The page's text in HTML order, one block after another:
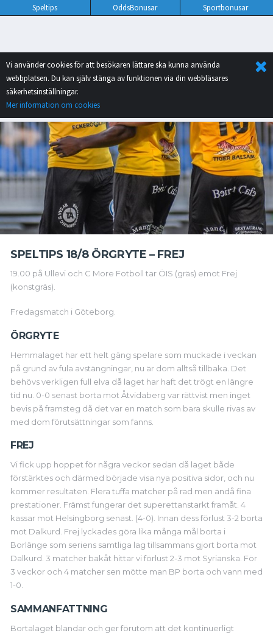
Speltips OddsBonusar Sportbonusar
Vi använder cookies för att besökaren lättare ska kunna använda
webbplatsen. Du kan själv stänga av funktionen via din webbläsares
säkerhetsinställningar.
Mer information om cookies
SPELTIPS 18/8 ÖRGRYTE – FREJ
19.00 på Ullevi och C More Fotboll tar ÖIS (gräs) emot Frej
(konstgräs).
Fredagsmatch i Göteborg.
ÖRGRYTE
Hemmalaget har ett helt gäng spelare som muckade i veckan
på grund av fula avstängningar, nu är dom alltså tillbaka. Det
behövs verkligen full elva då laget har haft det trögt en längre
tid nu. 0-0 senast borta mot Åtvidaberg var rättvist men inget
bevis på framsteg då det var en match som bara skulle rivas av
med dom förutsättningar som fanns.
FREJ
Vi fick upp hoppet för några veckor sedan då laget både
förstärktes och därmed började visa nya positiva sidor, och nu
kommer resultaten. Flera tuffa matcher på rad men ändå fina
prestationer. Främst fungerar det superettanstarkt framåt. 4
kassar mot Helsingborg senast. (4-0). Innan dess förlust 3-2 borta
mot Dalkurd. Frej lyckades göra lika många mål borta i
Borlänge som seriens samtliga lag tillsammans gjort borta mot
Dalkurd. 3 matcher bakåt hittar vi förlust 2-3 mot Syrianska. För
3 veckor och 4 matcher sen mötte man BP borta och vann med
1-0.
SAMMANFATTNING
Bortalaget blandar och ger förutom att det kontinuerligt